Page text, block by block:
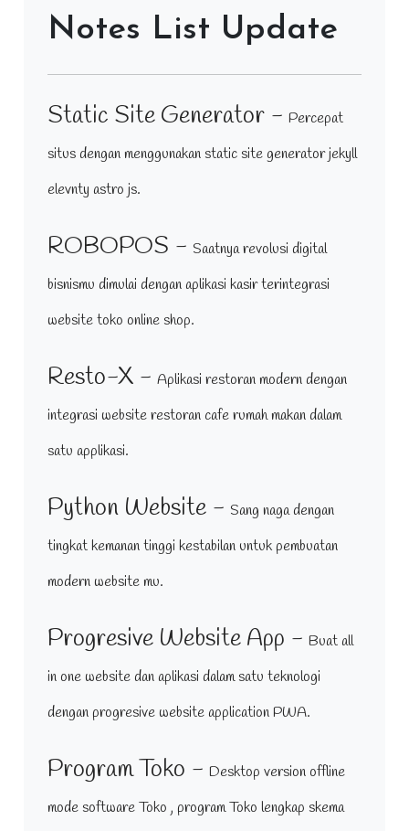
Notes List Update
Static Site Generator - Percepat
situs dengan menggunakan static site generator jekyll
elevnty astro js.
ROBOPOS - Saatnya revolusi digital
bisnismu dimulai dengan aplikasi kasir terintegrasi
website toko online shop.
Resto-X - Aplikasi restoran modern dengan
integrasi website restoran cafe rumah makan dalam
satu applikasi.
Python Website - Sang naga dengan
tingkat kemanan tinggi kestabilan untuk pembuatan
modern website mu.
Progresive Website App - Buat all
in one website dan aplikasi dalam satu teknologi
dengan progresive website application PWA.
Program Toko - Desktop version offline
mode software Toko , program Toko lengkap skema